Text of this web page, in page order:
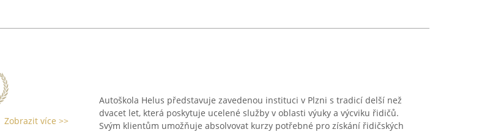
Zobrazit více >>
Autoškola Helus představuje zavedenou instituci v Plzni s tradicí delší než
dvacet let, která poskytuje ucelené služby v oblasti výuky a výcviku řidičů.
Svým klientům umožňuje absolvovat kurzy potřebné pro získání řidičských